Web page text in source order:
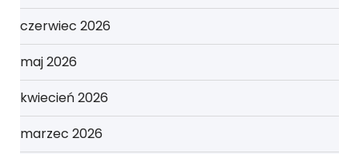
czerwiec 2026
maj 2026
kwiecień 2026
marzec 2026